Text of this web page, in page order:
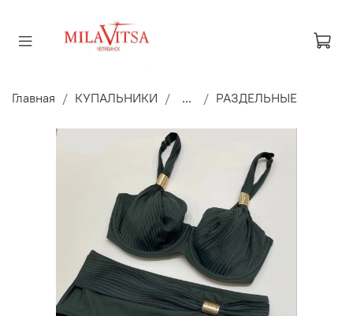
Главная КУПАЛЬНИКИ ... РАЗДЕЛЬНЫЕ